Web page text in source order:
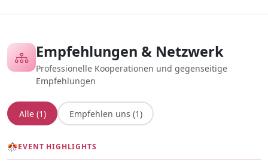
Empfehlungen & Netzwerk
Professionelle Kooperationen und gegenseitige
Empfehlungen
Alle (1) Empfehlen uns (1)
EVENT HIGHLIGHTS